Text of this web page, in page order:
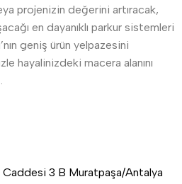
projenizin değerini artıracak,
en dayanıklı parkur sistemleri
geniş ürün yelpazesini
hayalinizdeki macera alanını
3 B Muratpaşa/Antalya